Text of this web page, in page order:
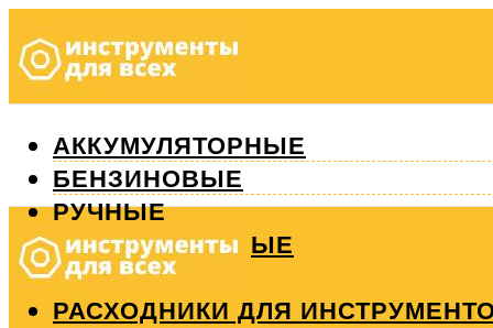
АККУМУЛЯТОРНЫЕ
БЕНЗИНОВЫЕ
РУЧНЫЕ
ИЗМЕРИТЕЛЬНЫЕ
РЕМОНТ
РАСХОДНИКИ ДЛЯ